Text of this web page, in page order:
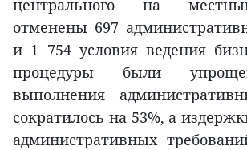
центрального на
отменены 697
и 1 754 условия ведения
процедуры были
выполнения
сократилось на 53%, а
административных